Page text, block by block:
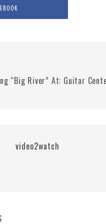
“Big River” At: Guitar
video2watch